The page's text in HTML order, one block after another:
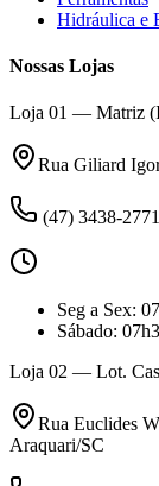
Hidráulica e
Nossas Lojas
Loja 01 — Matriz
Rua Giliard
(47) 3438-2771
Seg a Sex:
Sábado:
Loja 02 — Lot.
Rua Euclides
Araquari/SC